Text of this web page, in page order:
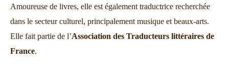
Amoureuse de livres, elle est également traductrice recherchée
dans le secteur culturel, principalement musique et beaux-arts.
Elle fait partie de l’Association des Traducteurs littéraires de
France.